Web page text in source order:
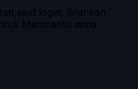
saat login, Silahkan
Membantu anda